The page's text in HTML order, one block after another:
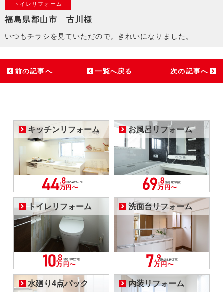
トイレリフォーム
福島県郡山市 古川様
いつもチラシを見ていただので。きれいになりました。
前の記事へ 一覧へ戻る 次の記事へ
キッチンリフォーム お風呂リフォーム
トイレリフォーム 洗面台リフォーム
水廻り4点パック 内装リフォーム